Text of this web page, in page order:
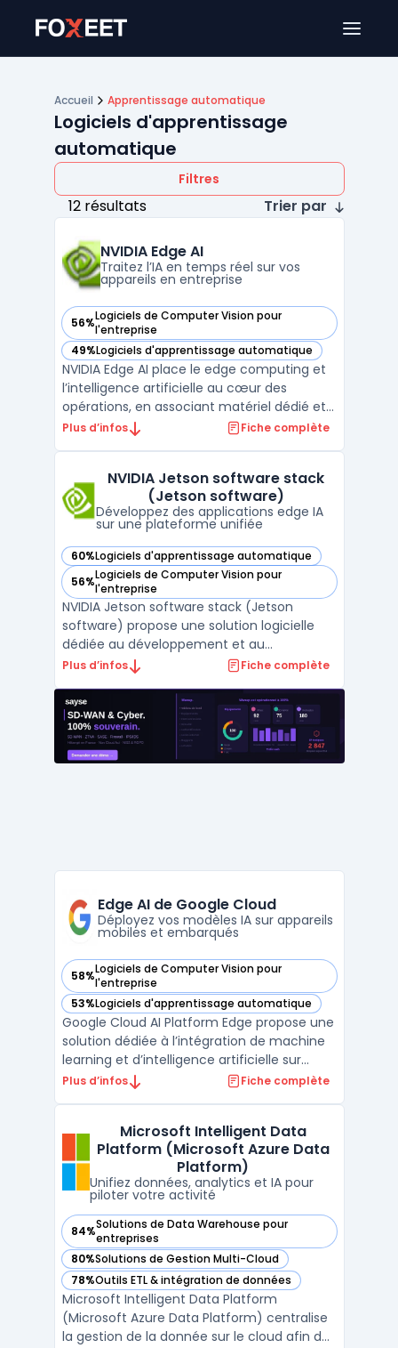
Accueil Apprentissage automatique
Logiciels d'apprentissage
automatique
Filtres
12 résultats Trier par
NVIDIA Edge AI
Traitez l’IA en temps réel sur vos
appareils en entreprise
56%Logiciels de Computer Vision pour
l'entreprise
— voir NVIDIA Edge AI dans cette catégorie
49%Logiciels d'apprentissage automatique
— voir NVIDIA Edge AI dans cette catégorie
NVIDIA Edge AI place le edge computing et
l’intelligence artificielle au cœur des
opérations, en associant matériel dédié et
frameworks logiciels pour exécuter des
l’augmentation du volume de données
issues de capteurs, caméras ...
Plus d’infos Fiche complète
NVIDIA Jetson software stack
(Jetson software)
Développez des applications edge IA
sur une plateforme unifiée
60%Logiciels d'apprentissage automatique
— voir NVIDIA Jetson software stack (Jetson software)
56%Logiciels de Computer Vision pour
l'entreprise
— voir NVIDIA Jetson software stack (Jetson software)
NVIDIA Jetson software stack (Jetson
software) propose une solution logicielle
dédiée au développement et au
déploiement d’applications d’edge AI sur
cible les besoins des développeurs et
ingénieurs qui doivent accélérer la création
de produits intégrant d ...
Plus d’infos Fiche complète
Edge AI de Google Cloud
Déployez vos modèles IA sur appareils
mobiles et embarqués
58%Logiciels de Computer Vision pour
l'entreprise
— voir Edge AI de Google Cloud dans cette catégorie
53%Logiciels d'apprentissage automatique
— voir Edge AI de Google Cloud dans cette catégorie
Google Cloud AI Platform Edge propose une
solution dédiée à l’intégration de machine
learning et d’intelligence artificielle sur
appareils mobiles, web et embarqués. Le
localement, sans dépendance
systématique au cloud. Cette ...
Plus d’infos Fiche complète
Microsoft Intelligent Data
Platform (Microsoft Azure Data
Platform)
Unifiez données, analytics et IA pour
piloter votre activité
84%Solutions de Data Warehouse pour
entreprises
— voir Microsoft Intelligent Data Platform (Microsoft
80%Solutions de Gestion Multi-Cloud
— voir Microsoft Intelligent Data Platform (Microsoft
78%Outils ETL & intégration de données
— voir Microsoft Intelligent Data Platform (Microsoft
Microsoft Intelligent Data Platform
(Microsoft Azure Data Platform) centralise
la gestion de la donnée sur le cloud afin de